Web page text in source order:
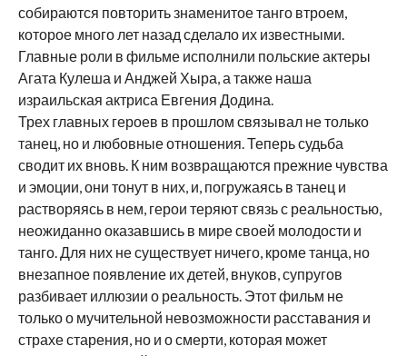
собираются повторить знаменитое танго втроем,
которое много лет назад сделало их известными.
Главные роли в фильме исполнили польские актеры
Агата Кулеша и Анджей Хыра, а также наша
израильская актриса Евгения Додина.
Трех главных героев в прошлом связывал не только
танец, но и любовные отношения. Теперь судьба
сводит их вновь. К ним возвращаются прежние чувства
и эмоции, они тонут в них, и, погружаясь в танец и
растворяясь в нем, герои теряют связь с реальностью,
неожиданно оказавшись в мире своей молодости и
танго. Для них не существует ничего, кроме танца, но
внезапное появление их детей, внуков, супругов
разбивает иллюзии о реальность. Этот фильм не
только о мучительной невозможности расставания и
страхе старения, но и о смерти, которая может